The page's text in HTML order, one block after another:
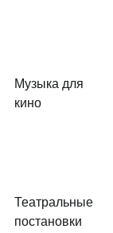
Музыка для
кино
Театральные
постановки